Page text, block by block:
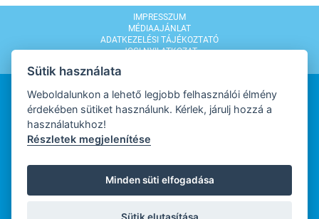
IMPRESSZUM
MÉDIAAJÁNLAT
ADATKEZELÉSI TÁJÉKOZTATÓ
JOGI NYILATKOZAT
WEBDESIGN
WEBFEJLESZTŐ
Sütik használata
Weboldalunkon a lehető legjobb felhasználói élmény
érdekében sütiket használunk. Kérlek, járulj hozzá a
használatukhoz!
Részletek megjelenítése
Minden süti elfogadása